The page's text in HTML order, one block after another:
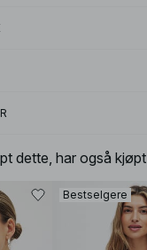
dette, har også kjøpt
Bestselgere